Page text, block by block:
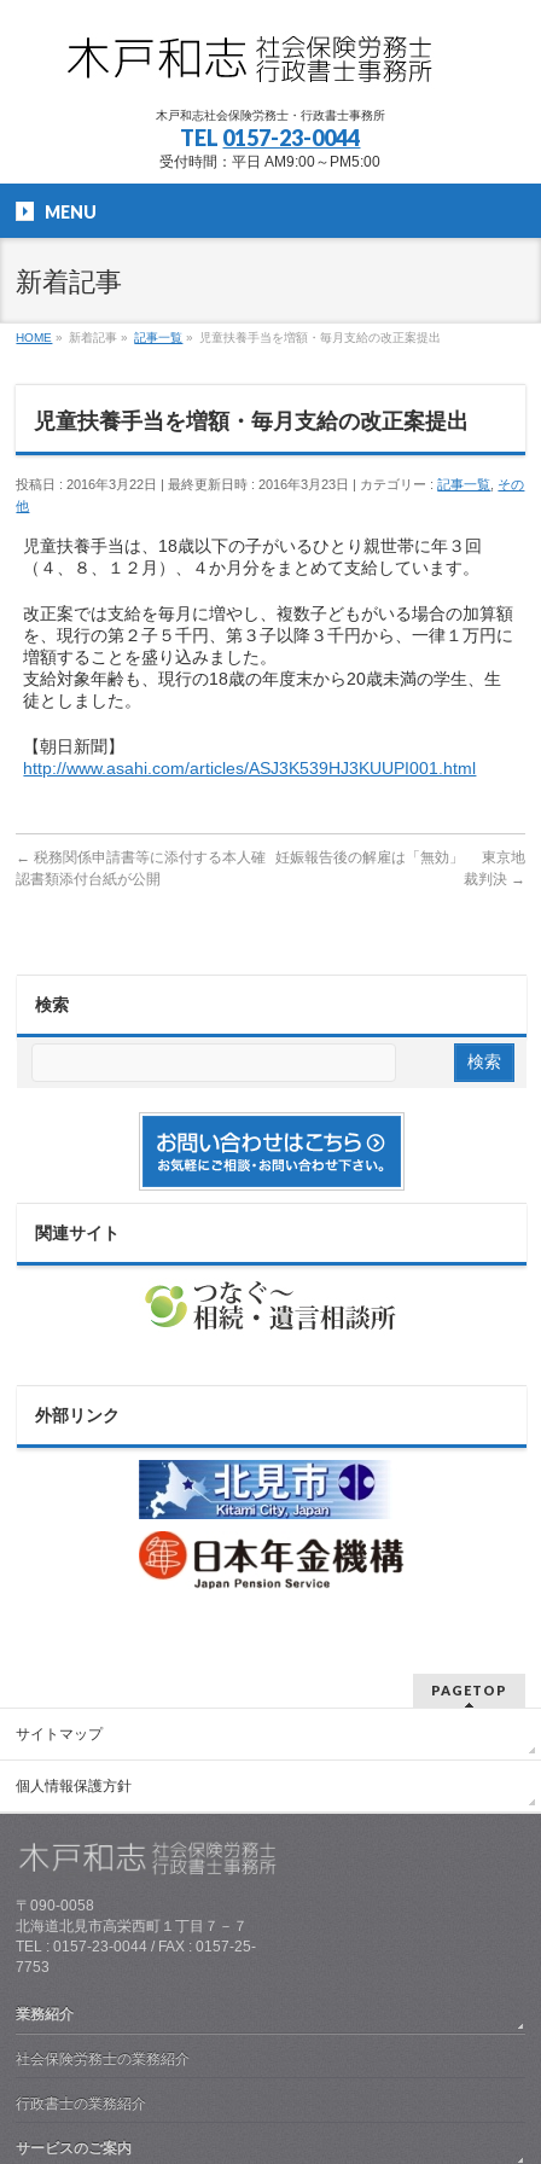
木戸和志社会保険労務士・行政書士事務所
TEL 0157-23-0044
受付時間：平日 AM9:00～PM5:00
MENU
新着記事
HOME » 新着記事 » 記事一覧 » 児童扶養手当を増額・毎月支給の改正案提出
児童扶養手当を増額・毎月支給の改正案提出
投稿日 : 2016年3月22日 最終更新日時 : 2016年3月23日 カテゴリー :記事一覧 その
他
児童扶養手当は、18歳以下の子がいるひとり親世帯に年３回
（４、８、１２月）、４か月分をまとめて支給しています。
改正案では支給を毎月に増やし、複数子どもがいる場合の加算額
を、現行の第２子５千円、第３子以降３千円から、一律１万円に
増額することを盛り込みました。
支給対象年齢も、現行の18歳の年度末から20歳未満の学生、生
徒としました。
【朝日新聞】
http://www.asahi.com/articles/ASJ3K539HJ3KUUPI001.html
← 税務関係申請書等に添付する本人確
認書類添付台紙が公開
妊娠報告後の解雇は「無効」 東京地
裁判決 →
検索
関連サイト
外部リンク
PAGETOP
サイトマップ
個人情報保護方針
〒090-0058
北海道北見市高栄西町１丁目７－７
TEL : 0157-23-0044 / FAX : 0157-25-
7753
業務紹介
社会保険労務士の業務紹介
行政書士の業務紹介
サービスのご案内